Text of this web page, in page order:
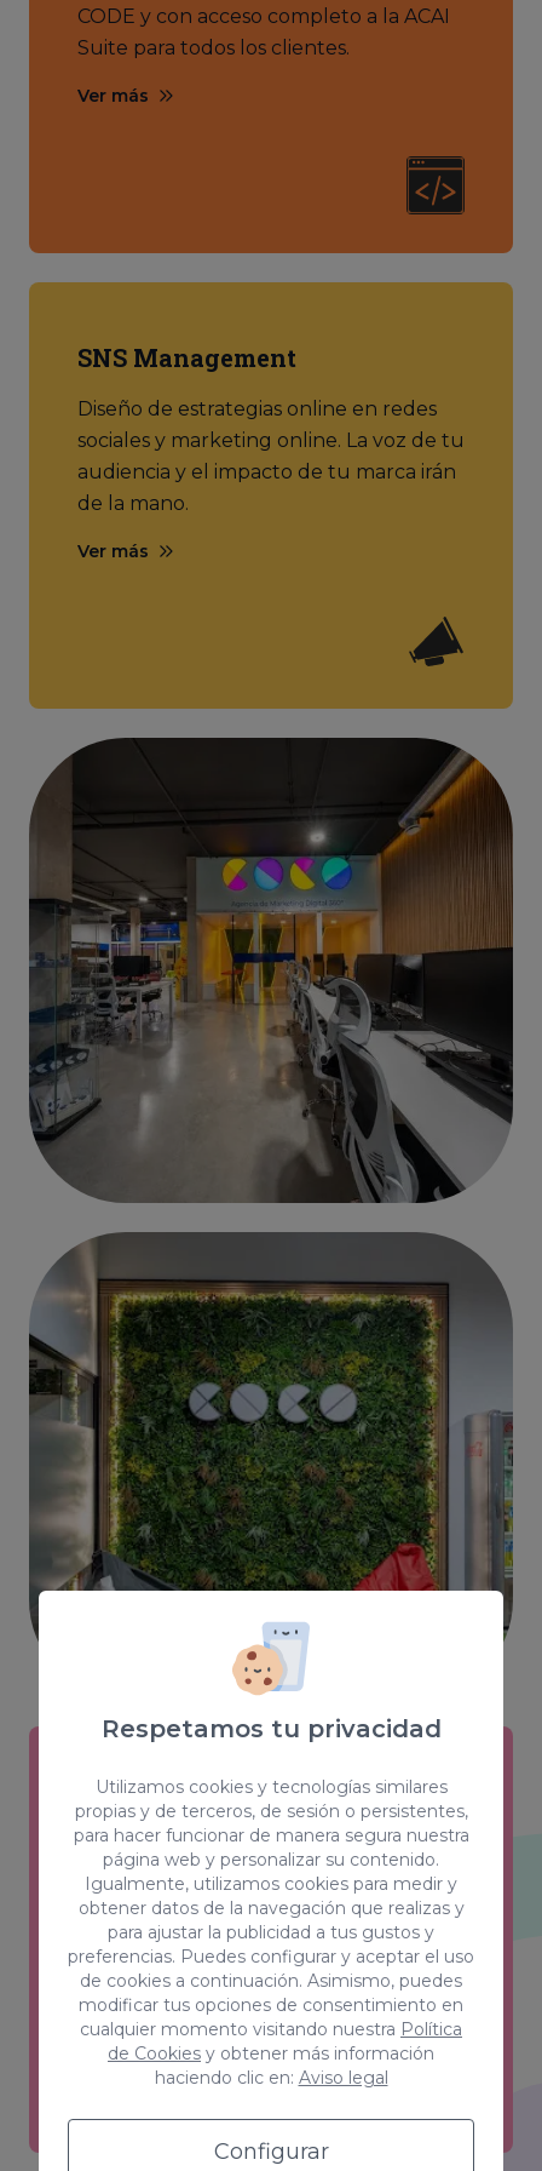
Respetamos tu privacidad
Utilizamos cookies y tecnologías similares
propias y de terceros, de sesión o persistentes,
para hacer funcionar de manera segura nuestra
página web y personalizar su contenido.
Igualmente, utilizamos cookies para medir y
obtener datos de la navegación que realizas y
para ajustar la publicidad a tus gustos y
preferencias. Puedes configurar y aceptar el uso
de cookies a continuación. Asimismo, puedes
modificar tus opciones de consentimiento en
cualquier momento visitando nuestra Política
de Cookies y obtener más información
haciendo clic en: Aviso legal
Configurar
CODE y con acceso completo a la ACAI
Suite para todos los clientes.
Ver más
SNS Management
Diseño de estrategias online en redes
sociales y marketing online. La voz de tu
audiencia y el impacto de tu marca irán
de la mano.
Ver más
Creativity & Design
Estilos, color, forma y sensaciones son
las claves de un equipo que ha
conseguido el equilibrio perfecto entre
creatividad y funcionalidad.
Ver más